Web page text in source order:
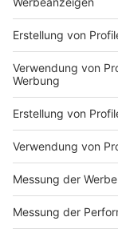
Anzeige
Die Grünen im
vom
Innenminister
Die SPD schlägt
Aussteiger aus